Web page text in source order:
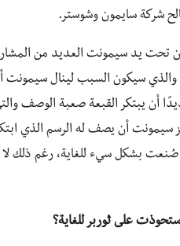
شركة سايمون وشوستر.
والذي سيكون السبب لينال سيمونت
سيمونت أن يصف له الرسم الذي
صُنعت بشكل سيء للغاية، رغم ذلك
على ثوربر للغاية؟